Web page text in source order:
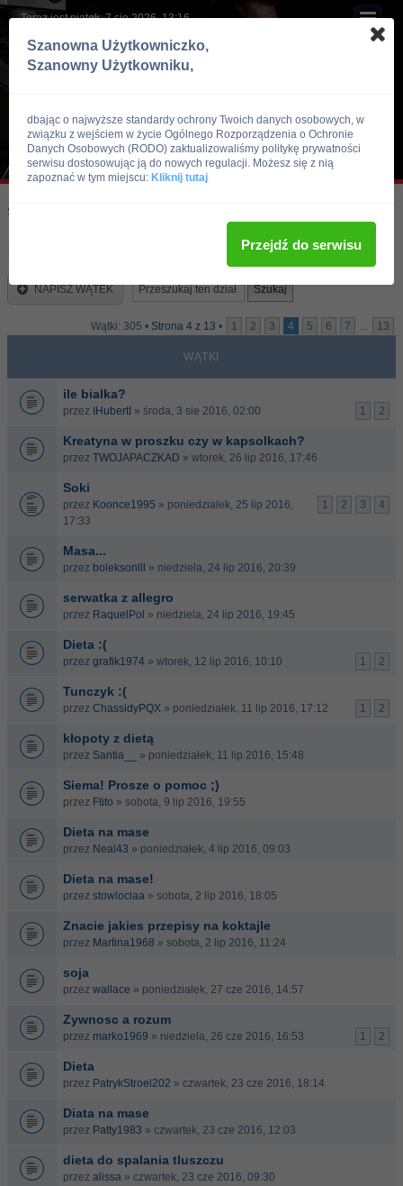
Teraz jest piątek, 7 sie 2026, 13:16
Skocz do:
NAPISZ WĄTEK
Wątki: 305 • Strona 4 z 13 • 1 2 3 4 5 6 7 ... 13
WĄTKI
ile bialka?
1 2
przez IHubertI » środa, 3 sie 2016, 02:00
Kreatyna w proszku czy w kapsolkach?
przez TWOJAPACZKAD » wtorek, 26 lip 2016, 17:46
Soki
1 2 3 4
przez Koonce1995 » poniedziałek, 25 lip 2016,
17:33
Masa...
przez boleksonlll » niedziela, 24 lip 2016, 20:39
serwatka z allegro
przez RaquelPol » niedziela, 24 lip 2016, 19:45
Dieta :(
1 2
przez grafik1974 » wtorek, 12 lip 2016, 10:10
Tunczyk :(
1 2
przez ChassidyPQX » poniedziałek, 11 lip 2016, 17:12
kłopoty z dietą
przez Santia__ » poniedziałek, 11 lip 2016, 15:48
Siema! Prosze o pomoc ;)
przez Ftito » sobota, 9 lip 2016, 19:55
Dieta na mase
przez Neal43 » poniedziałek, 4 lip 2016, 09:03
Dieta na mase!
przez stowloclaa » sobota, 2 lip 2016, 18:05
Znacie jakies przepisy na koktajle
przez Martina1968 » sobota, 2 lip 2016, 11:24
soja
przez wallace » poniedziałek, 27 cze 2016, 14:57
Zywnosc a rozum
1 2
przez marko1969 » niedziela, 26 cze 2016, 16:53
Dieta
przez PatrykStroel202 » czwartek, 23 cze 2016, 18:14
Diata na mase
przez Patty1983 » czwartek, 23 cze 2016, 12:03
dieta do spalania tluszczu
przez alissa » czwartek, 23 cze 2016, 09:30
Szanowna Użytkowniczko,
Szanowny Użytkowniku,
dbając o najwyższe standardy ochrony Twoich danych osobowych, w
związku z wejściem w życie Ogólnego Rozporządzenia o Ochronie
Danych Osobowych (RODO) zaktualizowaliśmy politykę prywatności
serwisu dostosowując ją do nowych regulacji. Możesz się z nią
zapoznać w tym miejscu: Kliknij tutaj
Przejdź do serwisu